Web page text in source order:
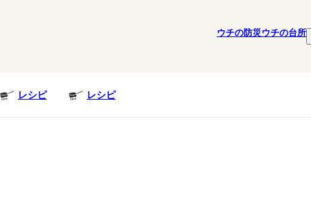
ウチの防災ウチの台所
レシピ レシピ